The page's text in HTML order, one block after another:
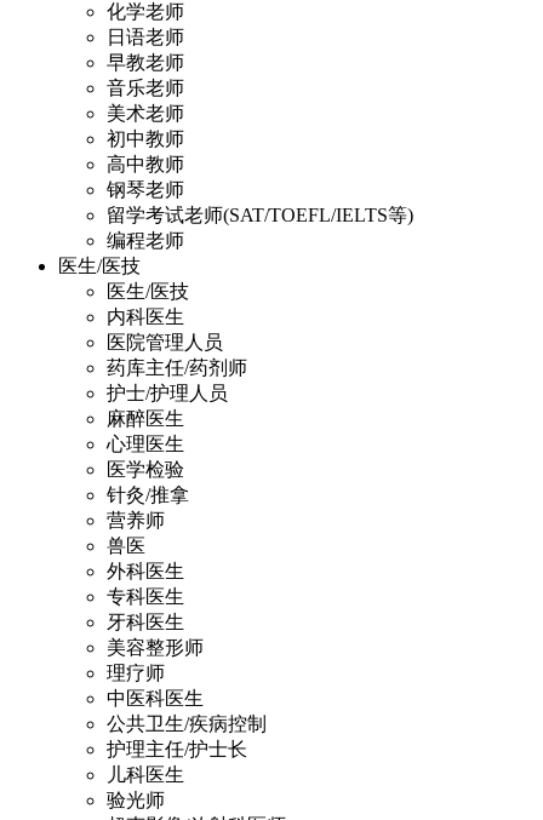
化学老师
日语老师
早教老师
音乐老师
美术老师
初中教师
高中教师
钢琴老师
留学考试老师(SAT/TOEFL/IELTS等)
编程老师
医生/医技
医生/医技
内科医生
医院管理人员
药库主任/药剂师
护士/护理人员
麻醉医生
心理医生
医学检验
针灸/推拿
营养师
兽医
外科医生
专科医生
牙科医生
美容整形师
理疗师
中医科医生
公共卫生/疾病控制
护理主任/护士长
儿科医生
验光师